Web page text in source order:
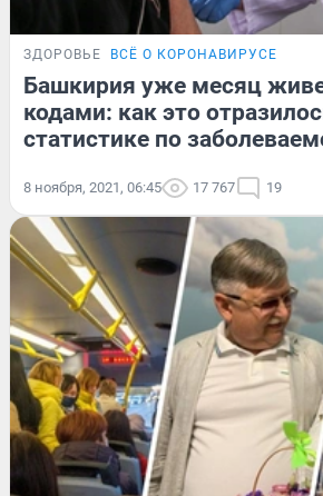
ЗДОРОВЬЕ ВСЁ О КОРОНАВИРУСЕ
Башкирия уже месяц
кодами: как это
статистике по
8 ноября, 2021, 06:45 17 767 19